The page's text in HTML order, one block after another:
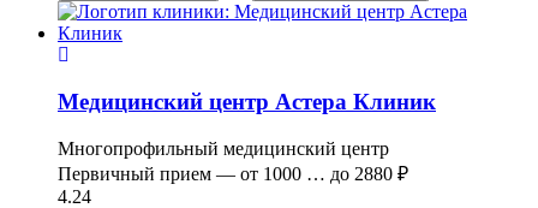
Медицинский центр Астера Клиник
Многопрофильный медицинский центр
Первичный прием — от 1000 … до 2880 ₽
4.24